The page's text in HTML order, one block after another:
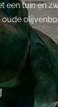
een tuin en
oude